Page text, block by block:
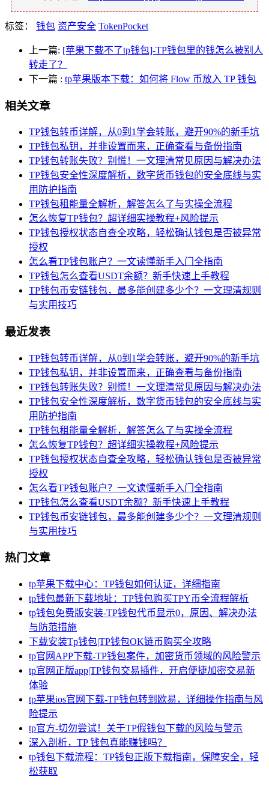
标签： 钱包 资产安全 TokenPocket
上一篇: [苹果下载不了tp钱包]-TP钱包里的钱怎么被别人
转走了？
下一篇 : tp苹果版本下载：如何将 Flow 币放入 TP 钱包
相关文章
TP钱包转币详解，从0到1学会转账，避开90%的新手坑
TP钱包私钥，并非设置而来，正确查看与备份指南
TP钱包转账失败？别慌！一文理清常见原因与解决办法
TP钱包安全性深度解析，数字货币钱包的安全底线与实
用防护指南
TP钱包租能量全解析，解答怎么了与实操全流程
怎么恢复TP钱包？超详细实操教程+风险提示
TP钱包授权状态自查全攻略，轻松确认钱包是否被异常
授权
怎么看TP钱包账户？一文读懂新手入门全指南
TP钱包怎么查看USDT余额？新手快速上手教程
TP钱包币安链钱包，最多能创建多少个？一文理清规则
与实用技巧
最近发表
TP钱包转币详解，从0到1学会转账，避开90%的新手坑
TP钱包私钥，并非设置而来，正确查看与备份指南
TP钱包转账失败？别慌！一文理清常见原因与解决办法
TP钱包安全性深度解析，数字货币钱包的安全底线与实
用防护指南
TP钱包租能量全解析，解答怎么了与实操全流程
怎么恢复TP钱包？超详细实操教程+风险提示
TP钱包授权状态自查全攻略，轻松确认钱包是否被异常
授权
怎么看TP钱包账户？一文读懂新手入门全指南
TP钱包怎么查看USDT余额？新手快速上手教程
TP钱包币安链钱包，最多能创建多少个？一文理清规则
与实用技巧
热门文章
tp苹果下载中心：TP钱包如何认证，详细指南
tp钱包最新下载地址：TP钱包购买TPY币全流程解析
tp钱包免费版安装-TP钱包代币显示0，原因、解决办法
与防范措施
下载安装Tp钱包|TP钱包OK链币购买全攻略
tp官网APP下载-TP钱包案件，加密货币领域的风险警示
tp官网正版app|TP钱包交易插件，开启便捷加密交易新
体验
tp苹果ios官网下载-TP钱包转到欧易，详细操作指南与风
险提示
tp官方-切勿尝试！关于TP假钱包下载的风险与警示
深入剖析，TP 钱包真能赚钱吗？
tp钱包下载流程：TP钱包正版下载指南，保障安全，轻
松获取